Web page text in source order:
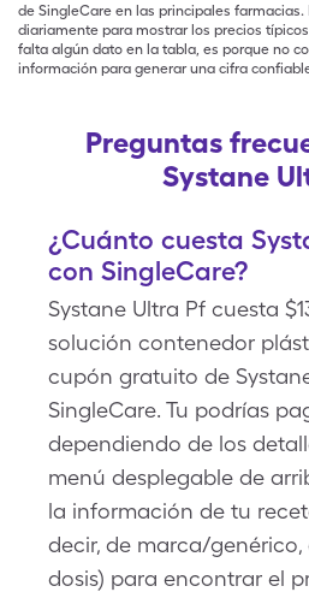
de SingleCare en las principales
diariamente para mostrar los precios
falta algún dato en la tabla, es porque no
información para generar una cifra
Preguntas
Systane
¿Cuánto cuesta
con SingleCare?
Systane Ultra Pf cuesta
solución contenedor
cupón gratuito de
SingleCare. Tu podrías
dependiendo de los
menú desplegable de
la información de tu
decir, de marca/
dosis) para encontrar el